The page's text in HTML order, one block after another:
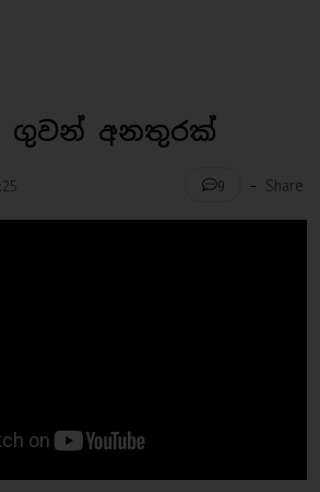
ගුවන් අනතුරක්
9 - Share